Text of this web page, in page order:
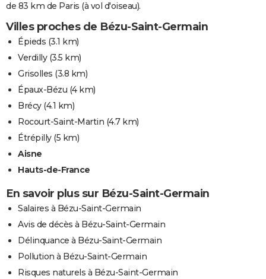
de 83 km de Paris (à vol d'oiseau).
Villes proches de Bézu-Saint-Germain
Épieds (3.1 km)
Verdilly(3.5 km)
Grisolles (3.8 km)
Épaux-Bézu (4 km)
Brécy(4.1 km)
Rocourt-Saint-Martin (4.7 km)
Étrépilly(5 km)
Aisne
Hauts-de-France
En savoir plus sur Bézu-Saint-Germain
Salaires à Bézu-Saint-Germain
Avis de décès à Bézu-Saint-Germain
Délinquance à Bézu-Saint-Germain
Pollution à Bézu-Saint-Germain
Risques naturels à Bézu-Saint-Germain